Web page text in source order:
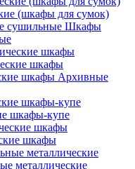
(шкафы для сумок)
Шкафы
шкафы
Архивные
шкафы-купе
шкафы
металлические